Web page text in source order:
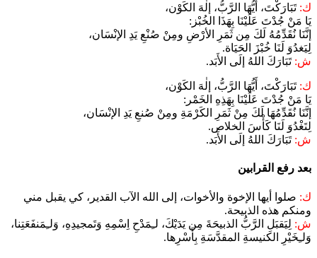
ك: تَبَارَكْتَ، أَيُّهَا الرَّبُّ، إلٰهَ الكَوْن،
يَا مَنْ جُدْتَ عَلَيْنَا بِهَذَا الخُبْز:
إنَّنَا نُقَدِّمُهُ لَكَ مِن ثَمَرِ الأرْضِ ومِنْ صُنْعِ يَدِ الإنْسَان،
لِيَغدُوَ لَنَا خُبْزَ الحَيَاة.
ش: تَبَارَكَ اللهُ إلَى الأَبَد.
ك: تَبَارَكْتَ، أَيُّهَا الرَّبُّ، إلٰهَ الكَوْن،
يَا مَنْ جُدْتَ عَلَيْنَا بِهَذِهِ الخَمْر:
إنَّنَا نُقَدِّمُهَا لَكَ مِنْ ثَمَرِ الكَرْمَةِ ومِنْ صُنعِ يَدِ الإنْسَان،
لِتَغْدُوَ لَنَا كَأْسَ الخلاص.
ش: تَبَارَكَ اللهُ إلَى الأَبَد.
بعد رفع القرابين
ك: صلوا أيها الإخوة والأخوات، إلى الله الآب القدير، كي يقبل مني
ومنكم هذه الذبيحة.
ش: لِيَقبَلِ الرَّبُّ الذبيحَةَ مِن يَدَيْكَ، لـِمَدْحِ اِسْمِهِ وَتَمجيدِهِ، وَلـِمَنفَعَتِنا،
وَلـِخَيْرِ الكنيسةِ المقدَّسَةِ بِأَسْرِها.